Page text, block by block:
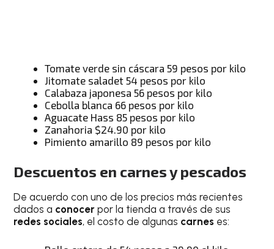
Tomate verde sin cáscara 59 pesos por kilo
Jitomate saladet 54 pesos por kilo
Calabaza japonesa 56 pesos por kilo
Cebolla blanca 66 pesos por kilo
Aguacate Hass 85 pesos por kilo
Zanahoria $24.90 por kilo
Pimiento amarillo 89 pesos por kilo
Descuentos en carnes y pescados
De acuerdo con uno de los precios más recientes
dados a conocerpor la tienda a través de sus
redes sociales, el costo de algunas carnes es: